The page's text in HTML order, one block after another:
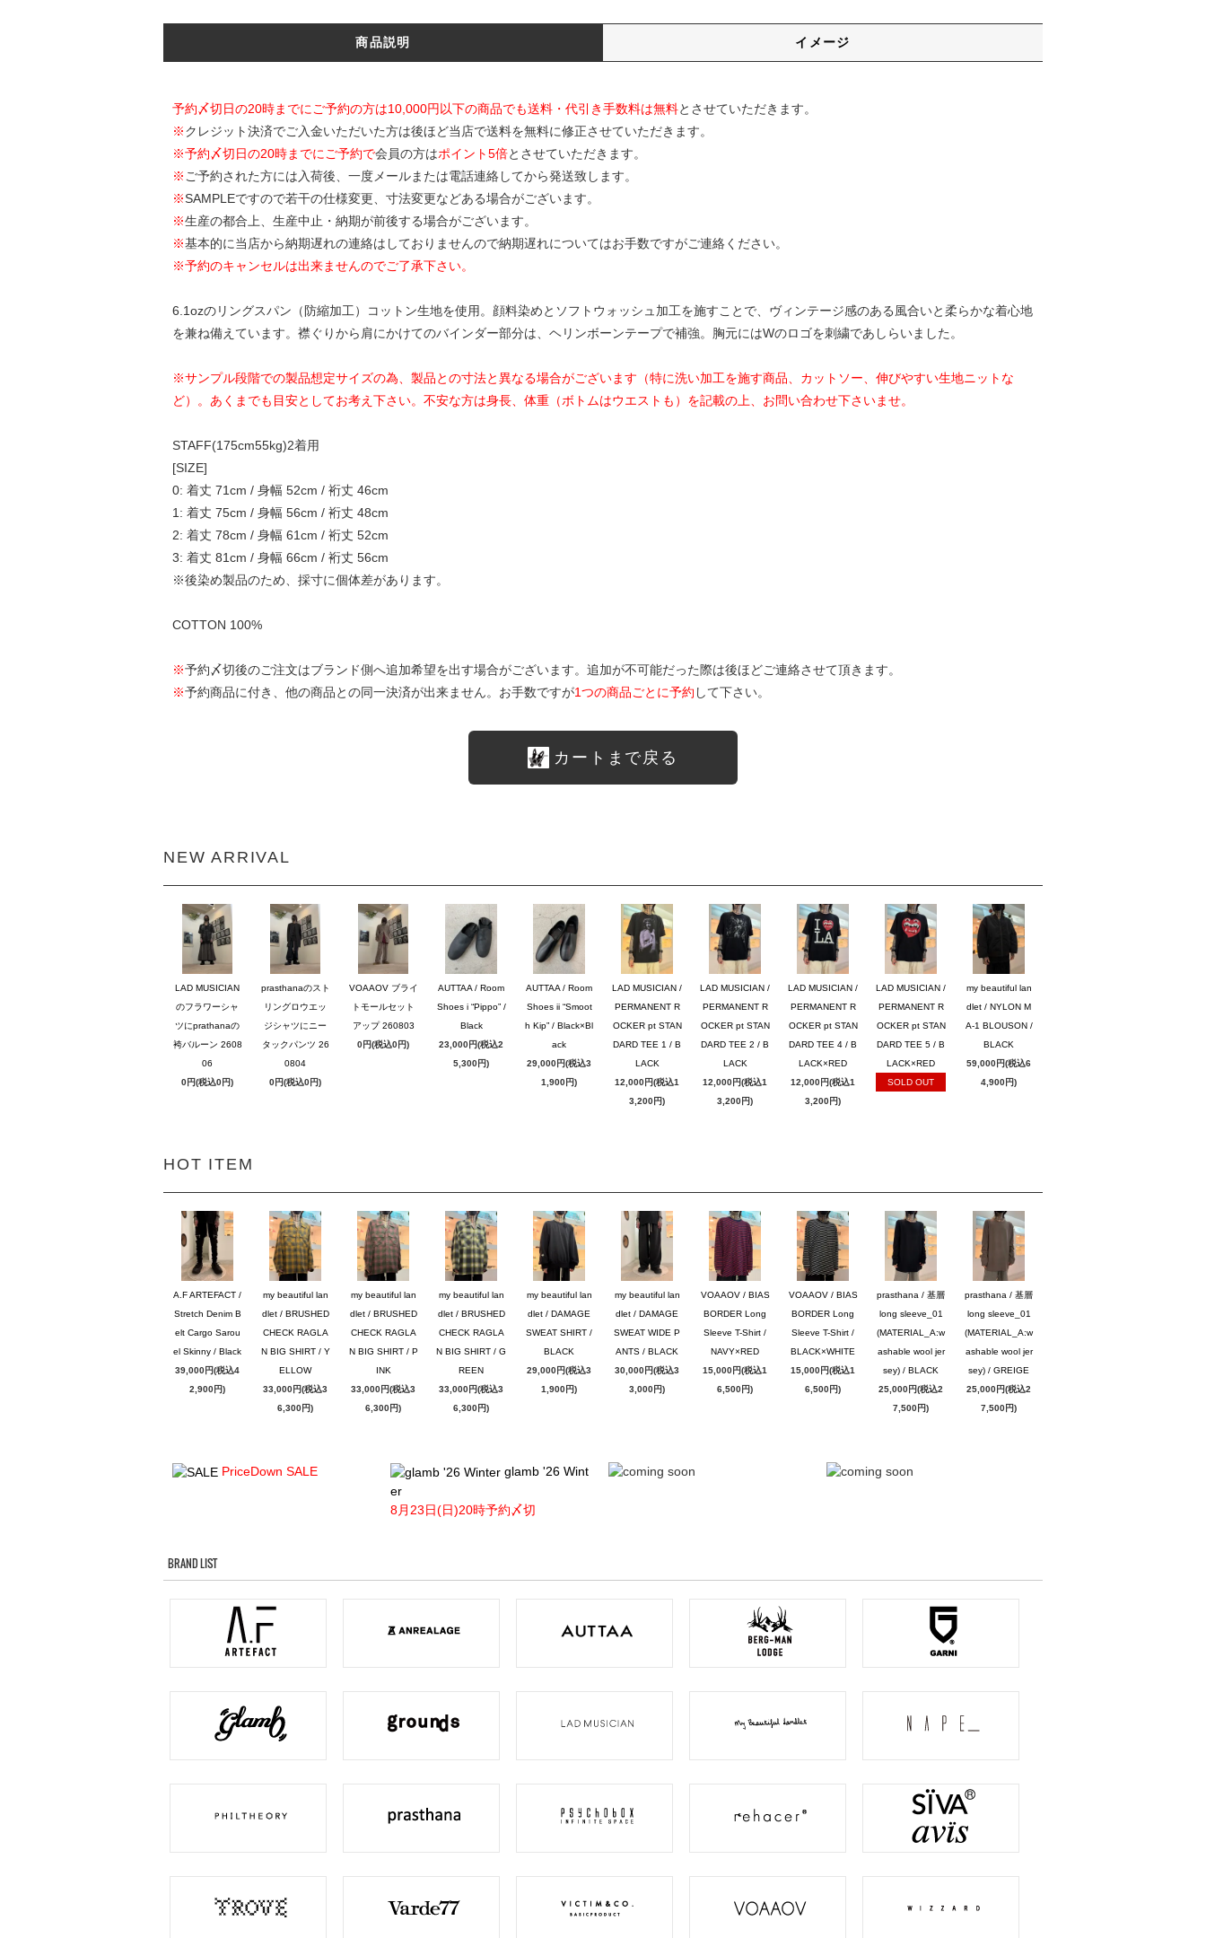
商品説明 イメージ
予約〆切日の20時までにご予約の方は10,000円以下の商品でも送料・代引き手数料は無料とさせていただきます。
※クレジット決済でご入金いただいた方は後ほど当店で送料を無料に修正させていただきます。
※予約〆切日の20時までにご予約で会員の方はポイント5倍とさせていただきます。
※ ご予約された方には入荷後、一度メールまたは電話連絡してから発送致します。
※SAMPLEですので若干の仕様変更、寸法変更などある場合がございます。
※生産の都合上、生産中止・納期が前後する場合がございます。
※基本的に当店から納期遅れの連絡はしておりませんので納期遅れについてはお手数ですがご連絡ください。
※予約のキャンセルは出来ませんのでご了承下さい。
6.1ozのリングスパン（防縮加工）コットン生地を使用。顔料染めとソフトウォッシュ加工を施すことで、ヴィンテージ感のある風合いと柔らかな着心地
を兼ね備えています。襟ぐりから肩にかけてのバインダー部分は、ヘリンボーンテープで補強。胸元にはWのロゴを刺繍であしらいました。
※サンプル段階での製品想定サイズの為、製品との寸法と異なる場合がございます（特に洗い加工を施す商品、カットソー、伸びやすい生地ニットな
ど）。あくまでも目安としてお考え下さい。不安な方は身長、体重（ボトムはウエストも）を記載の上、お問い合わせ下さいませ。
STAFF(175cm55kg)2着用
[SIZE]
0: 着丈 71cm / 身幅 52cm / 裄丈 46cm
1: 着丈 75cm / 身幅 56cm / 裄丈 48cm
2: 着丈 78cm / 身幅 61cm / 裄丈 52cm
3: 着丈 81cm / 身幅 66cm / 裄丈 56cm
※後染め製品のため、採寸に個体差があります。
COTTON 100%
※予約〆切後のご注文はブランド側へ追加希望を出す場合がございます。追加が不可能だった際は後ほどご連絡させて頂きます。
※予約商品に付き、他の商品との同一決済が出来ません。お手数ですが1つの商品ごとに予約 して下さい。
カートまで戻る
NEW ARRIVAL
LAD MUSICIAN
のフラワーシャ
ツにprathanaの
袴バルーン 2608
06
0円(税込0円)
prasthanaのスト
リングロウエッ
ジシャツにニー
タックパンツ 26
0804
0円(税込0円)
VOAAOV ブライ
トモールセット
アップ 260803
0円(税込0円)
AUTTAA / Room
Shoes i “Pippo” /
Black
23,000円(税込2
5,300円)
AUTTAA / Room
Shoes ii “Smoot
h Kip” / Black×Bl
ack
29,000円(税込3
1,900円)
LAD MUSICIAN /
PERMANENT R
OCKER pt STAN
DARD TEE 1 / B
LACK
12,000円(税込1
3,200円)
LAD MUSICIAN /
PERMANENT R
OCKER pt STAN
DARD TEE 2 / B
LACK
12,000円(税込1
3,200円)
LAD MUSICIAN /
PERMANENT R
OCKER pt STAN
DARD TEE 4 / B
LACK×RED
12,000円(税込1
3,200円)
LAD MUSICIAN /
PERMANENT R
OCKER pt STAN
DARD TEE 5 / B
LACK×RED
SOLD OUT
my beautiful lan
dlet / NYLON M
A-1 BLOUSON /
BLACK
59,000円(税込6
4,900円)
HOT ITEM
A.F ARTEFACT /
Stretch Denim B
elt Cargo Sarou
el Skinny / Black
39,000円(税込4
2,900円)
my beautiful lan
dlet / BRUSHED
CHECK RAGLA
N BIG SHIRT / Y
ELLOW
33,000円(税込3
6,300円)
my beautiful lan
dlet / BRUSHED
CHECK RAGLA
N BIG SHIRT / P
INK
33,000円(税込3
6,300円)
my beautiful lan
dlet / BRUSHED
CHECK RAGLA
N BIG SHIRT / G
REEN
33,000円(税込3
6,300円)
my beautiful lan
dlet / DAMAGE
SWEAT SHIRT /
BLACK
29,000円(税込3
1,900円)
my beautiful lan
dlet / DAMAGE
SWEAT WIDE P
ANTS / BLACK
30,000円(税込3
3,000円)
VOAAOV / BIAS
BORDER Long
Sleeve T-Shirt /
NAVY×RED
15,000円(税込1
6,500円)
VOAAOV / BIAS
BORDER Long
Sleeve T-Shirt /
BLACK×WHITE
15,000円(税込1
6,500円)
prasthana / 基層
long sleeve_01
(MATERIAL_A:w
ashable wool jer
sey) / BLACK
25,000円(税込2
7,500円)
prasthana / 基層
long sleeve_01
(MATERIAL_A:w
ashable wool jer
sey) / GREIGE
25,000円(税込2
7,500円)
PriceDown SALE
glamb '26 Wint
er
8月23日(日)20時予約〆切
BRAND LIST